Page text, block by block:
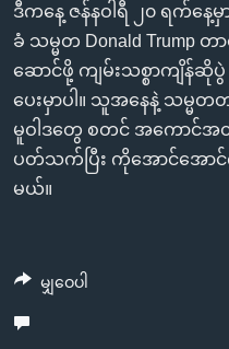
ကျော်
ကြည့်
ရန်
ရှာဖွေ
ရန်
နေရာ
သို့
ဘာသာစကားများ
Auto 240p
720p
ဒီကနေ့ ဇန်နဝါရီ ၂၀ ရက်နေ့
ခံ သမ္မတ Donald Trump တ
ဆောင်ဖို့ ကျမ်းသစ္စာကျိ
ပေးမှာပါ။ သူအနေနဲ့ သမ္မ
မူဝါဒတွေ စတင် အကောင်
ပတ်သက်ပြီး ကိုအောင်အောင်
မယ်။
မျှဝေပါ